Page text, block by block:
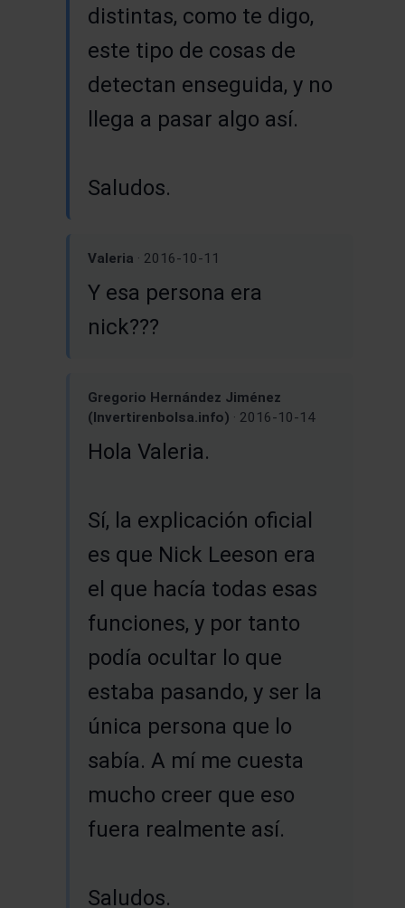
distintas, como te digo,
este tipo de cosas de
detectan enseguida, y no
llega a pasar algo así.
Saludos.
Valeria · 2016-10-11
Y esa persona era
nick???
Gregorio Hernández Jiménez
(Invertirenbolsa.info) · 2016-10-14
Hola Valeria.
Sí, la explicación oficial
es que Nick Leeson era
el que hacía todas esas
funciones, y por tanto
podía ocultar lo que
estaba pasando, y ser la
única persona que lo
sabía. A mí me cuesta
mucho creer que eso
fuera realmente así.
Saludos.